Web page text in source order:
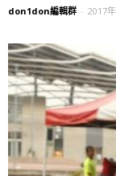
don1don編輯群 - 2017